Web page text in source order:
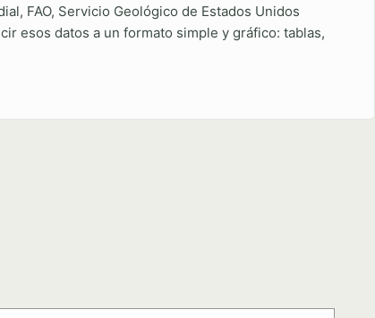
FAO, Servicio Geológico de Estados Unidos
esos datos a un formato simple y gráfico: tablas,